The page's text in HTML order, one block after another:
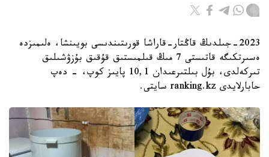
2023-جىلدىڭ قاڭتار-قاراشا قورىتىندىسى بويىنشا، ەلىمىزدە
ەسىرتكىگە قاتىستى 7 مىڭ قىلمىستىق قۇقىق بۇزۋشىلىق
تىركەلدى، بۇل بىلتىرعىدان 10,1 پايىز كوپ، - دەپ
حابارلايدى ranking.kz سايتى.